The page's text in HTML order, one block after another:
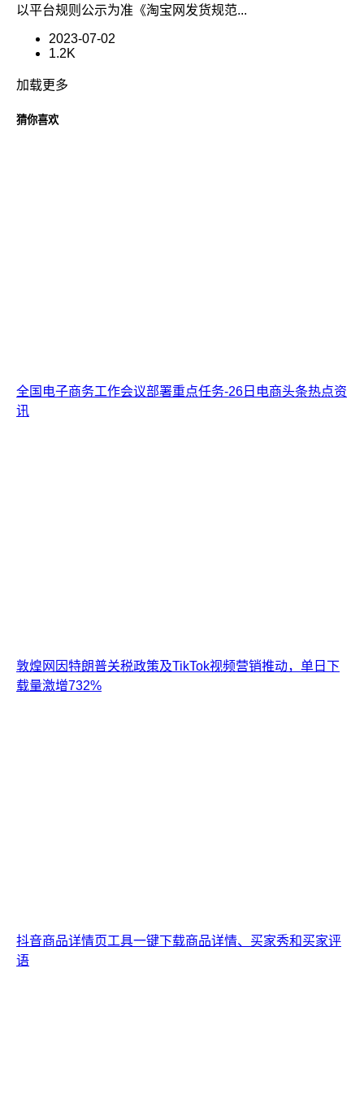
以平台规则公示为准《淘宝网发货规范...
2023-07-02
1.2K
加载更多
猜你喜欢
全国电子商务工作会议部署重点任务-26日电商头条热点资
讯
敦煌网因特朗普关税政策及TikTok视频营销推动，单日下
载量激增732%
抖音商品详情页工具一键下载商品详情、买家秀和买家评
语